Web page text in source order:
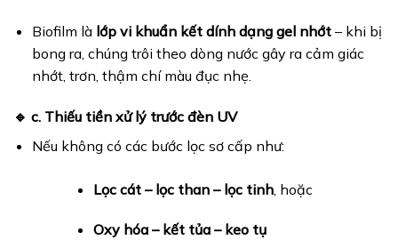
Biofilm là lớp vi khuẩn kết dính dạng gel nhớt– khi bị
bong ra, chúng trôi theo dòng nước gây ra cảm giác
nhớt, trơn, thậm chí màu đục nhẹ.
🔹 c. Thiếu tiền xử lý trước đèn UV
Nếu không có các bước lọc sơ cấp như:
Lọc cát – lọc than – lọc tinh, hoặc
Oxy hóa – kết tủa – keo tụ